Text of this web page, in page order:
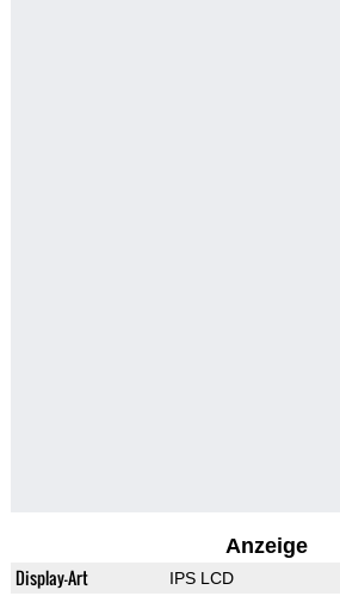
Anzeige
Display-Art IPS LCD